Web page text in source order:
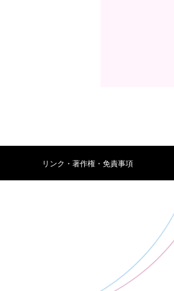
リンク・著作権・免責事項